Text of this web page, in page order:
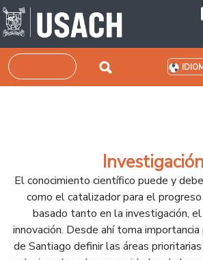
Pasar al contenido principal
Buscar
Investigación
El conocimiento científico puede y
como el catalizador para el
basado tanto en la investigación,
innovación. Desde ahí toma
de Santiago definir las áreas